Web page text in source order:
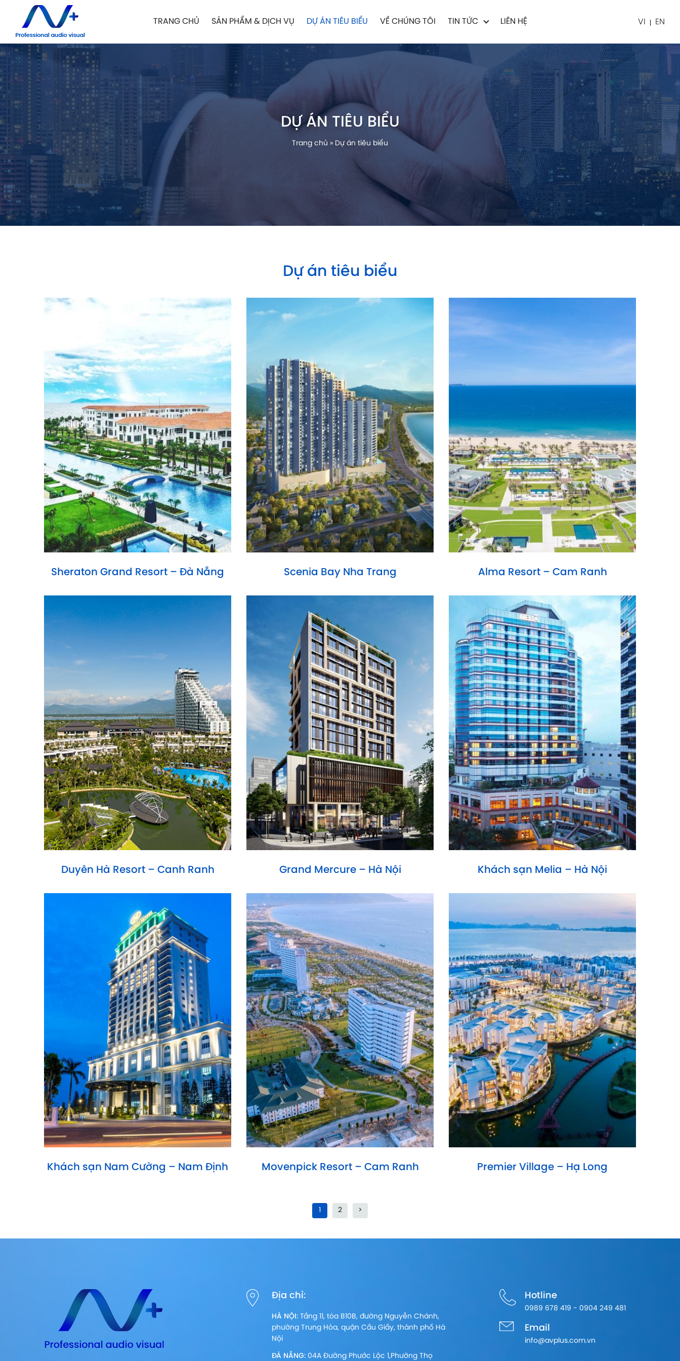
TRANG CHỦ SẢN PHẨM & DỊCH VỤ DỰ ÁN TIÊU BIỂU VỀ CHÚNG TÔI TIN TỨC LIÊN HỆ VI EN
DỰ ÁN TIÊU BIỂU
Trang chủ » Dự án tiêu biểu
Dự án tiêu biểu
Sheraton Grand Resort – Đà Nẵng Scenia Bay Nha Trang Alma Resort – Cam Ranh
Duyên Hà Resort – Canh Ranh Grand Mercure – Hà Nội Khách sạn Melia – Hà Nội
Khách sạn Nam Cường – Nam Định Movenpick Resort – Cam Ranh Premier Village – Hạ Long
1 2 >
Địa chỉ:
HÀ NỘI: Tầng 11, tòa B10B, đường Nguyễn Chánh,
phường Trung Hòa, quận Cầu Giấy, thành phố Hà
Nội
ĐÀ NẴNG: 04A Đường Phước Lộc 1,Phường Thọ
Hotline
0989 678 419 - 0904 249 481
Email
info@avplus.com.vn